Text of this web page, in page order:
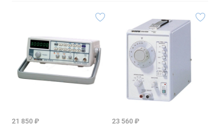
21 850 ₽ 23 560 ₽